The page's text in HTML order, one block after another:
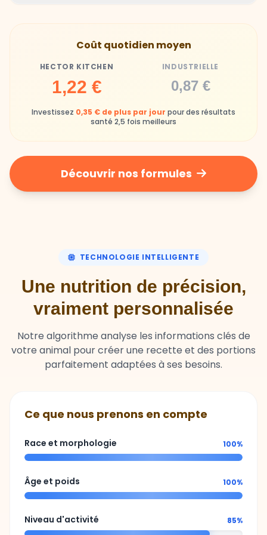
Industrielle
chimiques
Industrielle
Repas souvent boudés ou mangés sans plaisir
Coût quotidien moyen
HECTOR KITCHEN
1,22 €
INDUSTRIELLE
0,87 €
Investissez 0,35 € de plus par jour pour des résultats
santé 2,5 fois meilleurs
Découvrir nos formules
TECHNOLOGIE INTELLIGENTE
Une nutrition de précision,
vraiment personnalisée
Notre algorithme analyse les informations clés de
votre animal pour créer une recette et des portions
parfaitement adaptées à ses besoins.
Ce que nous prenons en compte
Race et morphologie 100%
Âge et poids 100%
Niveau d'activité 85%